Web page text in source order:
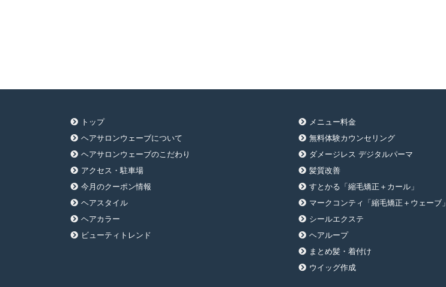
トップ
ヘアサロンウェーブについて
ヘアサロンウェーブのこだわり
アクセス・駐車場
今月のクーポン情報
ヘアスタイル
ヘアカラー
ビューティトレンド
メニュー料金
無料体験カウンセリング
ダメージレス デジタルパーマ
髪質改善
すとかる「縮毛矯正＋カール」
マークコンティ「縮毛矯正＋ウェーブ」
シールエクステ
ヘアループ
まとめ髪・着付け
ウイッグ作成